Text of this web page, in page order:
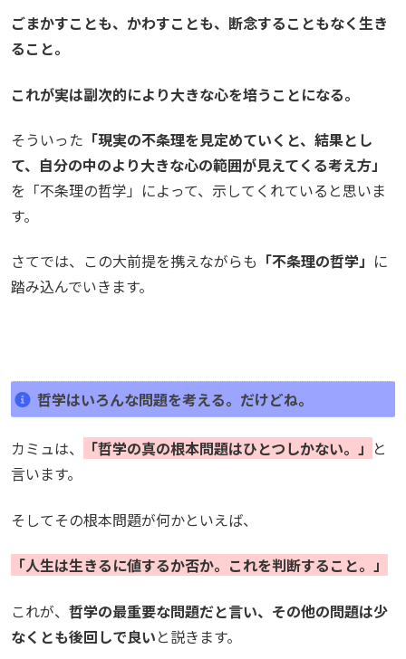
ごまかすことも、かわすことも、断念することもなく生き
ること。
これが実は副次的により大きな心を培うことになる。
そういった 「現実の不条理を見定めていくと、結果とし
て、自分の中のより大きな心の範囲が見えてくる考え方」
を「不条理の哲学」によって、示してくれていると思いま
す。
さてでは、この大前提を携えながらも 「不条理の哲学」 に
踏み込んでいきます。
哲学はいろんな問題を考える。だけどね。
カミュは、 「哲学の真の根本問題はひとつしかない。」 と
言います。
そしてその根本問題が何かといえば、
「人生は生きるに値するか否か。これを判断すること。」
これが、 哲学の最重要な問題だと言い、その他の問題は少
なくとも後回しで良いと説きます。